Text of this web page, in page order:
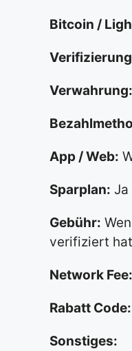
Bitcoin /
Verwahrung:
App / Web:
Sparplan: Ja
Gebühr:
verifiziert
Network Fee:
Rabatt Code:
Sonstiges: